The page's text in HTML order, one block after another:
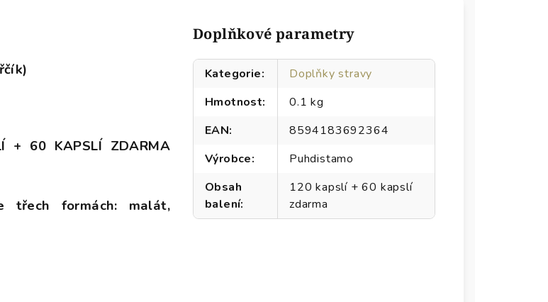
+ 60 KAPSLÍ ZDARMA
třech formách: malát,
Doplňkové parametry
Kategorie:
Doplňky stravy
Hmotnost:
0.1 kg
EAN:
8594183692364
Výrobce:
Puhdistamo
Obsah
balení:
120 kapslí + 60 kapslí
zdarma